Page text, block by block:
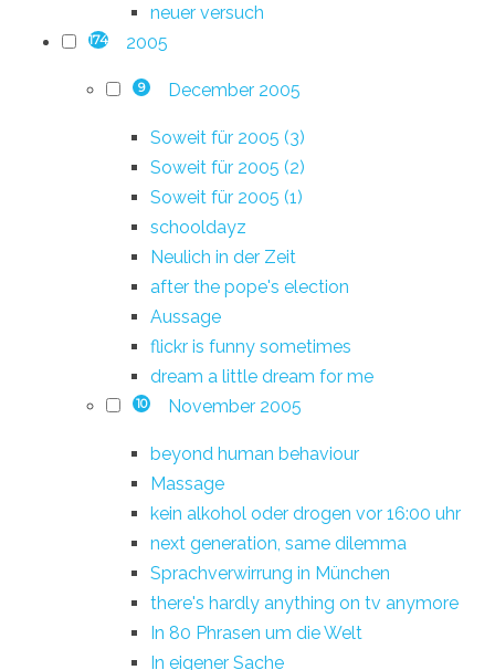
neuer versuch
174 2005
9 December 2005
Soweit für 2005 (3)
Soweit für 2005 (2)
Soweit für 2005 (1)
schooldayz
Neulich in der Zeit
after the pope's election
Aussage
flickr is funny sometimes
dream a little dream for me
10 November 2005
beyond human behaviour
Massage
kein alkohol oder drogen vor 16:00 uhr
next generation, same dilemma
Sprachverwirrung in München
there's hardly anything on tv anymore
In 80 Phrasen um die Welt
In eigener Sache